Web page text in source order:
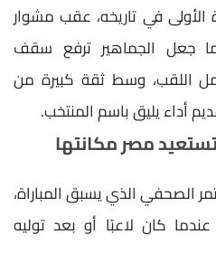
دور الـ16 للمرة الأولى في تاريخه، عقب مشوار
جعل الجماهير ترفع سقف
اللقب، وسط ثقة كبيرة من
أداء يليق باسم المنتخب.
مصر مكانتها
الصحفي الذي يسبق المباراة،
كان لاعبًا أو بعد توليه